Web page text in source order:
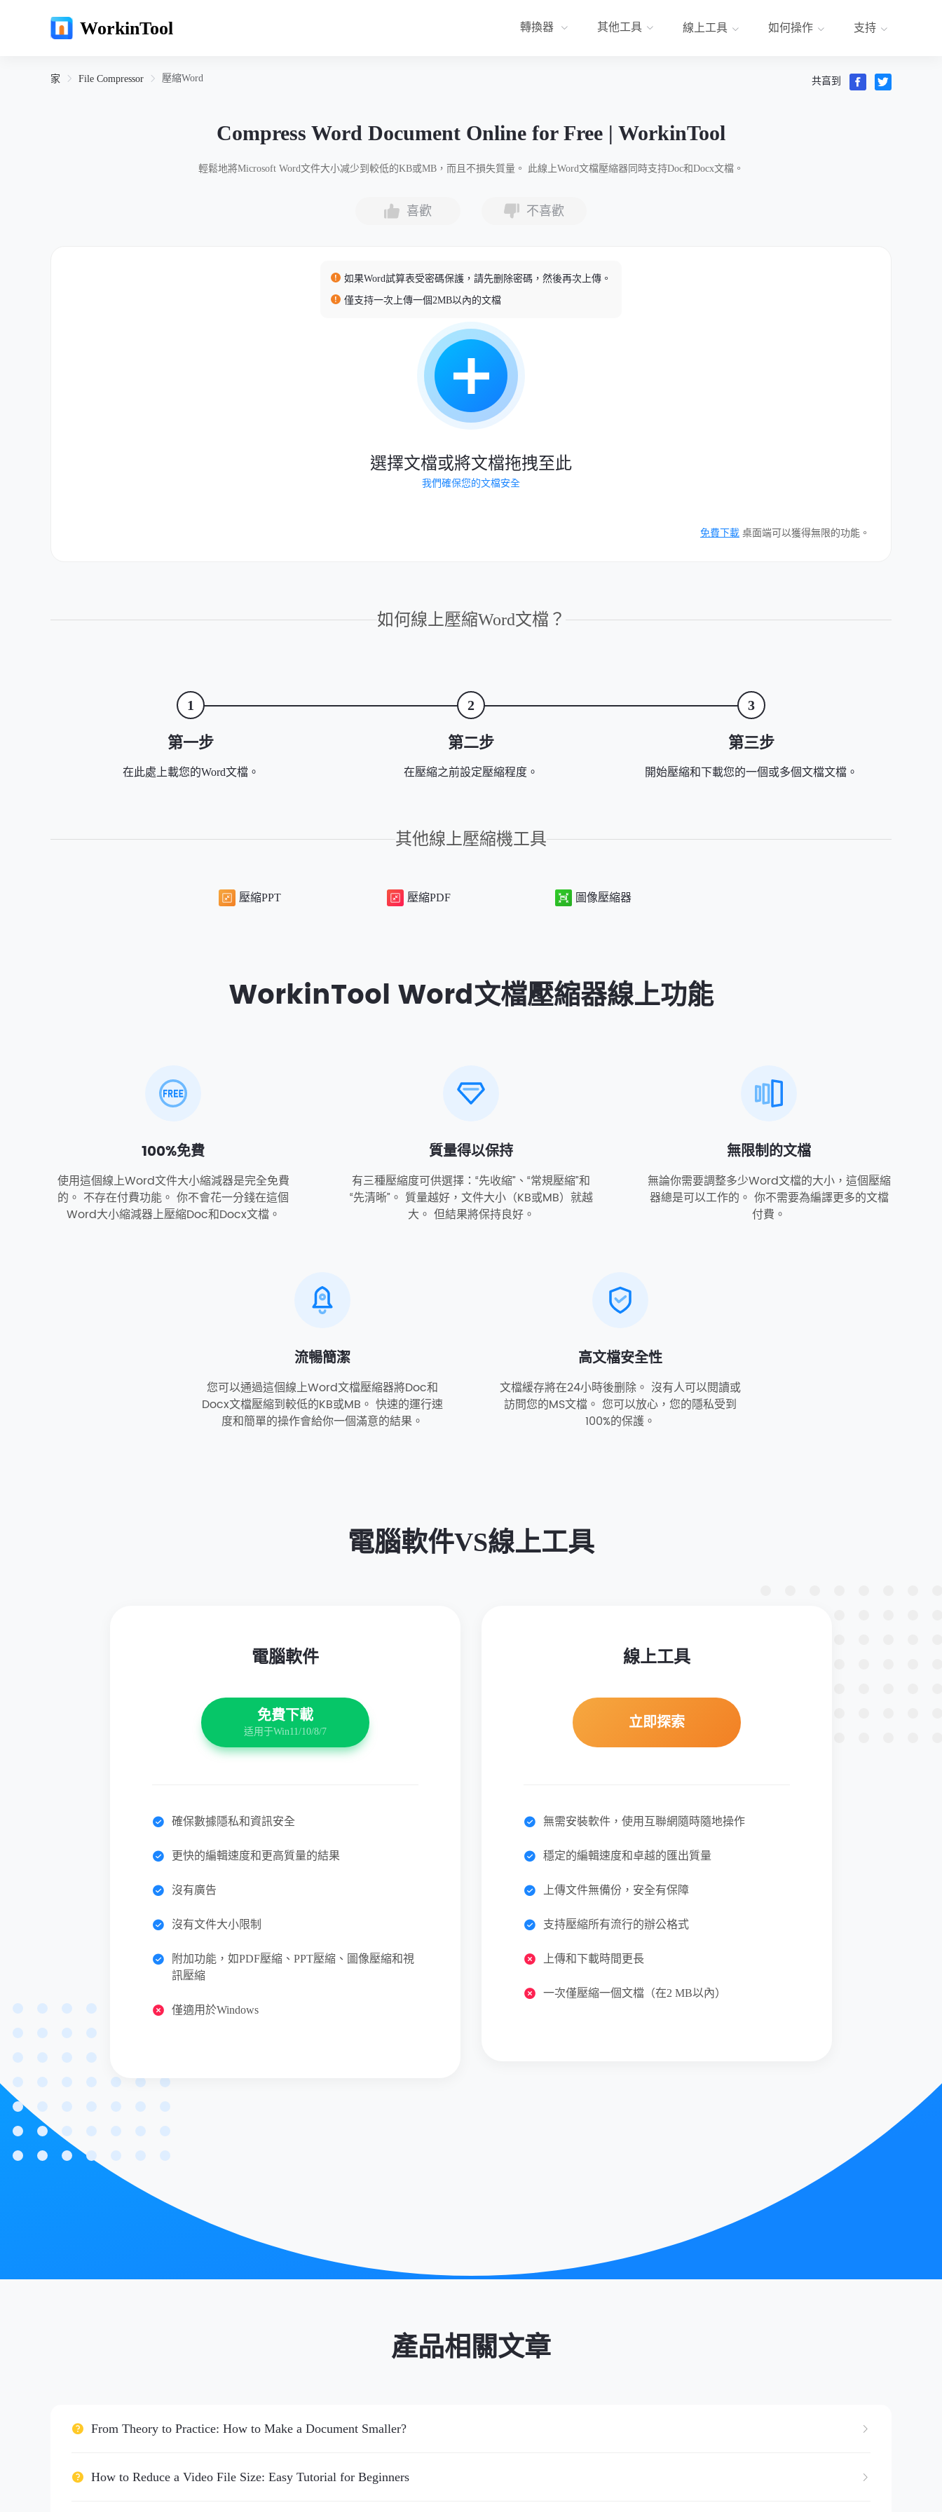
WorkinTool 轉換器 其他工具 線上工具 如何操作 支持
家 File Compressor 壓縮Word 共亯到
Compress Word Document Online for Free | WorkinTool
輕鬆地將Microsoft Word文件大小减少到較低的KB或MB，而且不損失質量。 此線上Word文檔壓縮器同時支持Doc和Docx文檔。
喜歡 不喜歡
如果Word試算表受密碼保護，請先删除密碼，然後再次上傳。
僅支持一次上傳一個2MB以內的文檔
選擇文檔或將文檔拖拽至此
我們確保您的文檔安全
免費下載 桌面端可以獲得無限的功能。
如何線上壓縮Word文檔？
1
第一步
在此處上載您的Word文檔。
2
第二步
在壓縮之前設定壓縮程度。
3
第三步
開始壓縮和下載您的一個或多個文檔文檔。
其他線上壓縮機工具
壓縮PPT 壓縮PDF 圖像壓縮器
WorkinTool Word文檔壓縮器線上功能
100%免費
使用這個線上Word文件大小縮減器是完全免費
的。 不存在付費功能。 你不會花一分錢在這個
Word大小縮減器上壓縮Doc和Docx文檔。
質量得以保持
有三種壓縮度可供選擇：“先收縮”、“常規壓縮”和
“先清晰”。 質量越好，文件大小（KB或MB）就越
大。 但結果將保持良好。
無限制的文檔
無論你需要調整多少Word文檔的大小，這個壓縮
器總是可以工作的。 你不需要為編譯更多的文檔
付費。
流暢簡潔
您可以通過這個線上Word文檔壓縮器將Doc和
Docx文檔壓縮到較低的KB或MB。 快速的運行速
度和簡單的操作會給你一個滿意的結果。
高文檔安全性
文檔緩存將在24小時後删除。 沒有人可以閱讀或
訪問您的MS文檔。 您可以放心，您的隱私受到
100%的保護。
電腦軟件VS線上工具
電腦軟件
免費下載
适用于Win11/10/8/7
確保數據隱私和資訊安全
更快的編輯速度和更高質量的結果
沒有廣告
沒有文件大小限制
附加功能，如PDF壓縮、PPT壓縮、圖像壓縮和視
訊壓縮
僅適用於Windows
線上工具
立即探索
無需安裝軟件，使用互聯網隨時隨地操作
穩定的編輯速度和卓越的匯出質量
上傳文件無備份，安全有保障
支持壓縮所有流行的辦公格式
上傳和下載時間更長
一次僅壓縮一個文檔（在2 MB以內）
產品相關文章
From Theory to Practice: How to Make a Document Smaller?
How to Reduce a Video File Size: Easy Tutorial for Beginners